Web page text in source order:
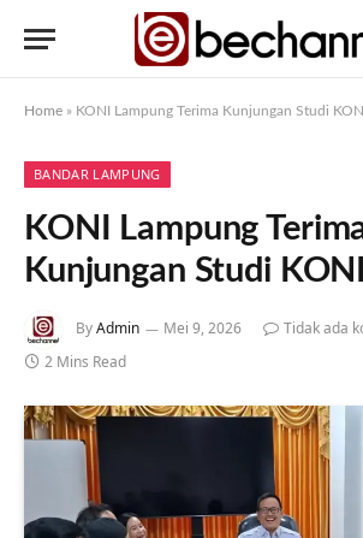
Home » KONI Lampung Terima Kunjungan Studi
BANDAR LAMPUNG
KONI Lampung
Kunjungan Studi
ByAdmin Mei 9, 2026
Tidak ada
2 Mins Read